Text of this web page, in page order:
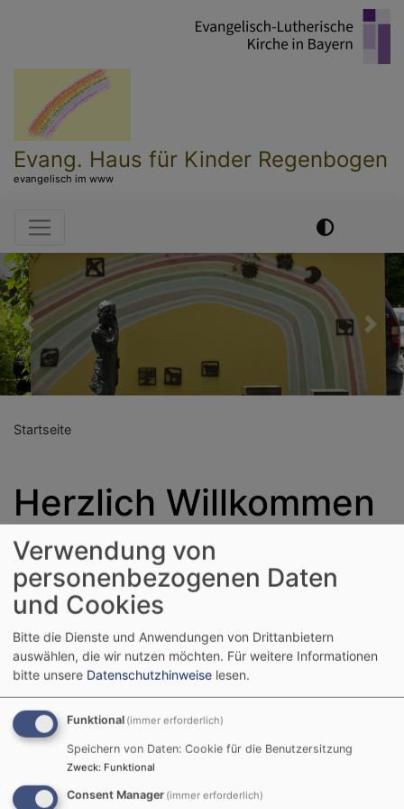
Evang. Haus für Kinder Regenbogen
evangelisch im www
Hauptnavigation
Previous Next
Startseite
Herzlich Willkommen
Auf den folgenden Seiten möchten wir uns und unsere
Einrichtung kurz vorstellen:
Zur Zeit besteht unsere Einrichtung aus fünf Gruppen:
1 Krippengruppe (Sternschnuppen) für Kinder ab dem
ersten Lebensjahr bis zum Eintritt in den Kindergarten.
1 Integrationsgruppe (Sonnengruppe)
1 Naturgruppe (Regenbogenkobolde)
Verwendung von
personenbezogenen Daten
und Cookies
Bitte die Dienste und Anwendungen von Drittanbietern
auswählen, die wir nutzen möchten. Für weitere Informationen
bitte unsere Datenschutzhinweise lesen.
Funktional (immer erforderlich)
Speichern von Daten: Cookie für die Benutzersitzung
Zweck: Funktional
Consent Manager (immer erforderlich)